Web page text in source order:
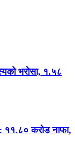
भरोसा, १.५८
११.८० करोड नाफा,